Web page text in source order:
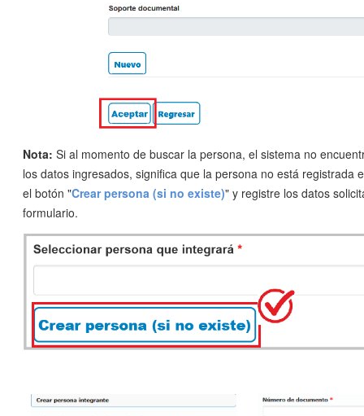
Nota: Si al momento de buscar la persona, el sistema no
los datos ingresados, significa que la persona no está registrada
el botón "Crear persona (si no existe)" y registre los datos
formulario.